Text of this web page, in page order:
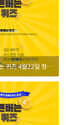
캐시워크 돈버는 퀴즈 4월22일 정답 모음